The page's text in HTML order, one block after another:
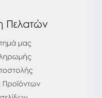
Πελατών
μας
Προϊόντων